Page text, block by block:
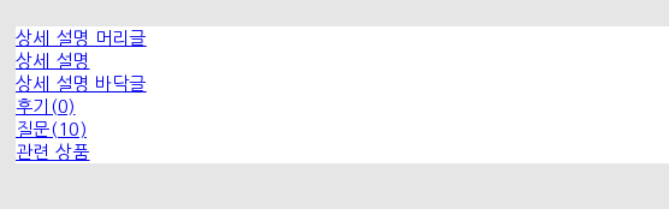
상세 설명 머리글
상세 설명
상세 설명 바닥글
후기(0)
질문(10)
관련 상품